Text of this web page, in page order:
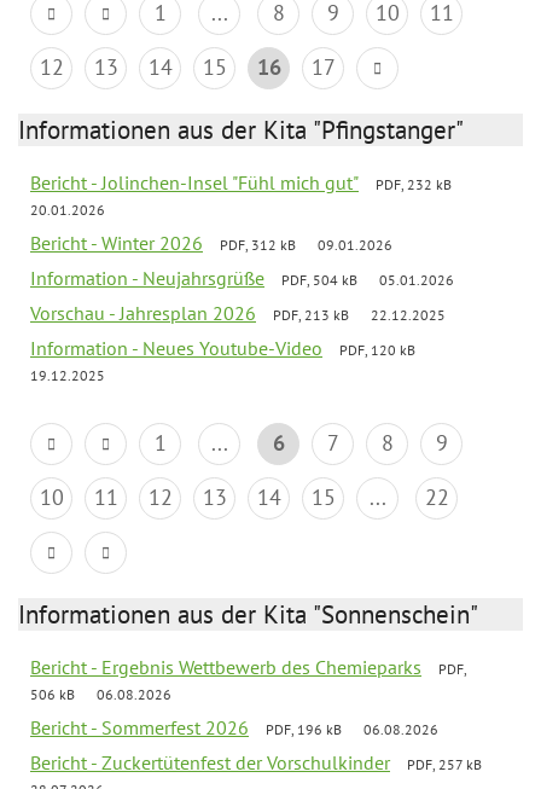
1 ... 8 9 10
11
12
13 14 15 16 17
Informationen aus der Kita "Pfingstanger"
Bericht - Jolinchen-Insel "Fühl mich gut"
PDF, 232 kB
20.01.2026
Bericht - Winter 2026 PDF, 312 kB 09.01.2026
Information - Neujahrsgrüße PDF, 504 kB 05.01.2026
Vorschau - Jahresplan 2026 PDF, 213 kB 22.12.2025
Information - Neues Youtube-Video
PDF, 120 kB
19.12.2025
1 ... 6 7 8
9
10
11 12 13 14 15 ... 22
Informationen aus der Kita "Sonnenschein"
Bericht - Ergebnis Wettbewerb des Chemieparks
PDF,
506 kB
06.08.2026
Bericht - Sommerfest 2026 PDF, 196 kB 06.08.2026
Bericht - Zuckertütenfest der Vorschulkinder
PDF, 257 kB